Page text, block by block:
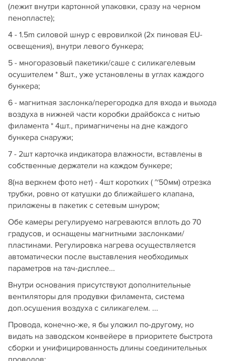
(лежит внутри картонной упаковки, сразу на черном
пенопласте);
4 - 1.5m силовой шнур с евровилкой (2х пиновая EU-
освещения), внутри левого бункера;
5 - многоразовый пакетики/саше с силикагелевым
осушителем * 8шт., уже установлены в углах каждого
бункера;
6 - магнитная заслонка/перегородка для входа и выхода
воздуха в нижней части коробки драйбокса с нитью
филамента * 4шт., примагничены на дне каждого
бункера снаружи;
7 - 2шт карточка индикатора влажности, вставлены в
собственные держатели на каждом бункере;
8(на верхнем фото нет) - 4шт коротких ( ~50мм) отрезка
трубки, ровно от катушки до ближайшего клапана,
приложены в пакетик с сетевым шнуром;
Обе камеры регулируемо нагреваются вплоть до 70
градусов, и оснащены магнитными заслонками/
пластинами. Регулировка нагрева осуществляется
автоматически после выставления необходимых
параметров на тач-дисплее...
Внутри основания присутствуют дополнительные
вентиляторы для продувки филамента, система
доп.осушения воздуха с силикагелем. ...
Провода, конечно-же, я бы уложил по-другому, но
видать на заводском конвейере в приоритете быстрота
сборки и унифицированность длины соединительных